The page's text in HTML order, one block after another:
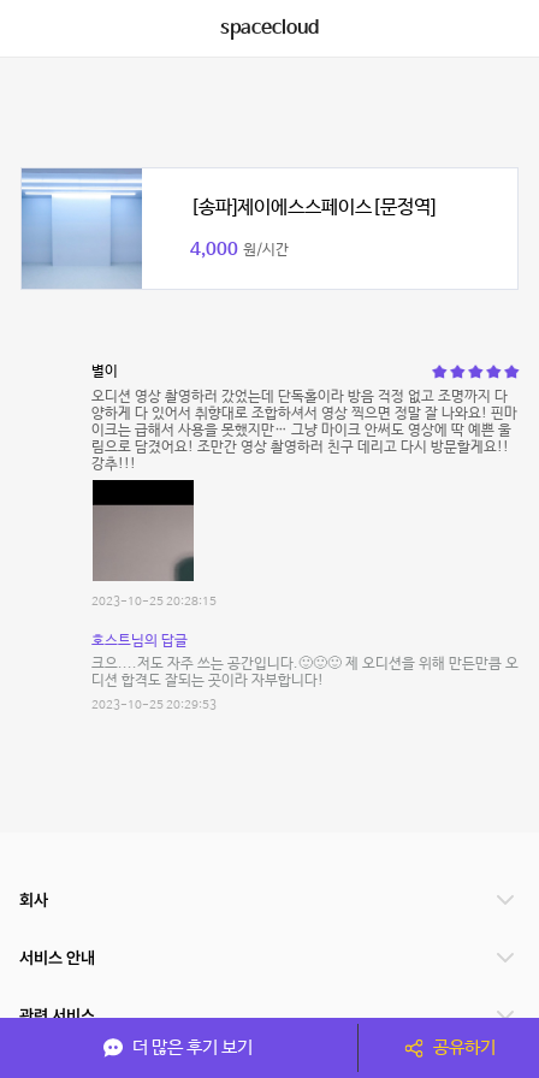
spacecloud
[송파]제이에스스페이스[문정역]
4,000 원/시간
별이
오디션 영상 촬영하러 갔었는데 단독홀이라 방음 걱정 없고 조명까지 다
양하게 다 있어서 취향대로 조합하셔서 영상 찍으면 정말 잘 나와요! 핀마
이크는 급해서 사용을 못했지만… 그냥 마이크 안써도 영상에 딱 예쁜 울
림으로 담겼어요! 조만간 영상 촬영하러 친구 데리고 다시 방문할게요!!
강추!!!
2023-10-25 20:28:15
호스트님의 답글
크으....저도 자주 쓰는 공간입니다.🙂🙂🙂 제 오디션을 위해 만든만큼 오
디션 합격도 잘되는 곳이라 자부합니다!
2023-10-25 20:29:53
더 많은 후기 보기 공유하기
회사
서비스 안내
관련 서비스